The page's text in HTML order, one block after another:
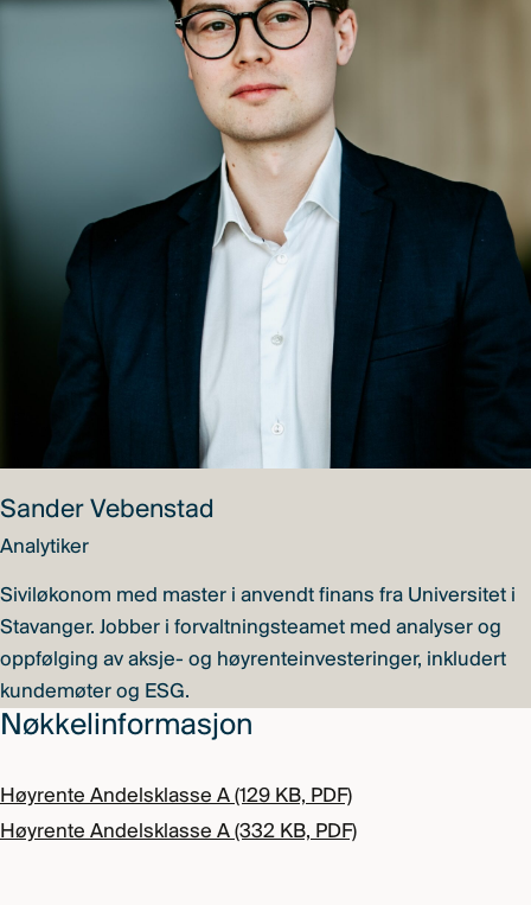
Sander Vebenstad
Analytiker
Siviløkonom med master i anvendt finans fra Universitet i
Stavanger. Jobber i forvaltningsteamet med analyser og
oppfølging av aksje- og høyrenteinvesteringer, inkludert
kundemøter og ESG.
Nøkkelinformasjon
Høyrente Andelsklasse A (129 KB, PDF)
Høyrente Andelsklasse A (332 KB, PDF)